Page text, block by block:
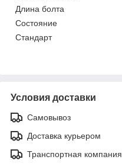
Длина болта
Состояние
Стандарт
Условия доставки
Самовывоз
Доставка курьером
Транспортная компания